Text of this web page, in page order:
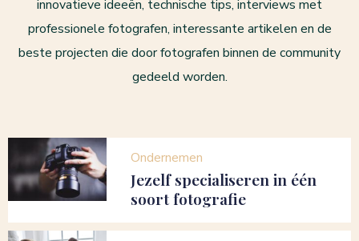
innovatieve ideeën, technische tips, interviews met
professionele fotografen, interessante artikelen en de
beste projecten die door fotografen binnen de community
gedeeld worden.
Ondernemen
Jezelf specialiseren in één
soort fotografie